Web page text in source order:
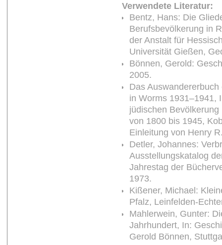
Verwendete Literatur:
Bentz, Hans: Die
Berufsbevölkerung in
der Anstalt für
Universität Gießen,
Bönnen, Gerold:
2005.
Das
in Worms 1931–1941,
jüdischen
von 1800 bis 1945,
Einleitung von Henry
Detler, Johannes:
Ausstellungskatalog
Jahrestag der
1973.
Kißener, Michael:
Pfalz, Leinfelden-
Mahlerwein, Gunter:
Jahrhundert, In:
Gerold Bönnen,